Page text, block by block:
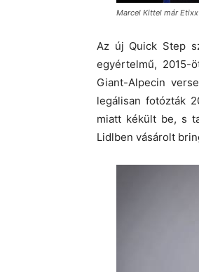
Marcel Kittel már
Az új Quick Step
egyértelmű, 2015-
Giant-Alpecin
legálisan fotózták
miatt kékült be, s
Lidlben vásárolt